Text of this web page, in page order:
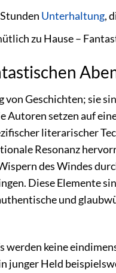
Unterhaltung,
zu Hause –
von Geschichten; sie
setzen auf
literarischer
Resonanz
des Windes
Diese Elemente
und
keine
junger Held